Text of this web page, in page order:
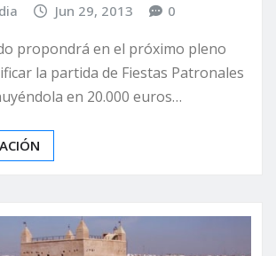
Jun 29, 2013 0
propondrá en el próximo pleno
la partida de Fiestas Patronales
en 20.000 euros…